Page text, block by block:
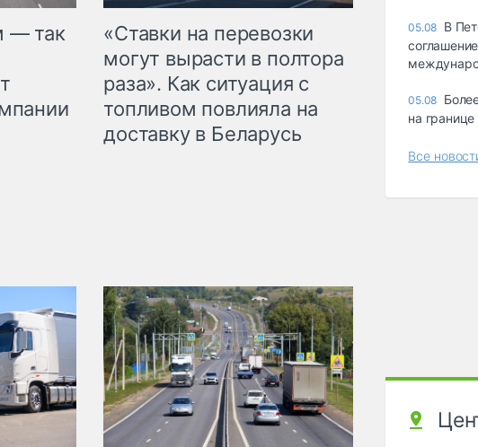
— так
«Ставки на перевозки
могут вырасти в полтора
раза». Как ситуация с
топливом повлияла на
доставку в Беларусь
05.08 В
05.08
на
Все